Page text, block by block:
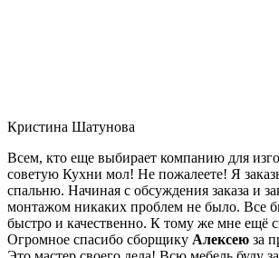
Кристина Шатунова
Всем, кто еще выбирает компанию для
советую Кухни мол! Не пожалеете! Я
спальню. Начиная с обсуждения заказа и
монтажом никаких проблем не было. Все
быстро и качественно. К тому же мне ещё
Огромное спасибо сборщику Алексею за